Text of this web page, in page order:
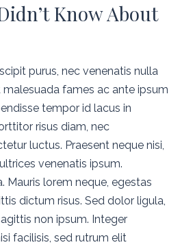
Know About
purus, nec venenatis nulla
fames ac ante ipsum
tempor id lacus in
risus diam, nec
luctus. Praesent neque nisi,
venenatis ipsum.
Mauris lorem neque, egestas
dictum risus. Sed dolor ligula,
non ipsum. Integer
facilisis, sed rutrum elit